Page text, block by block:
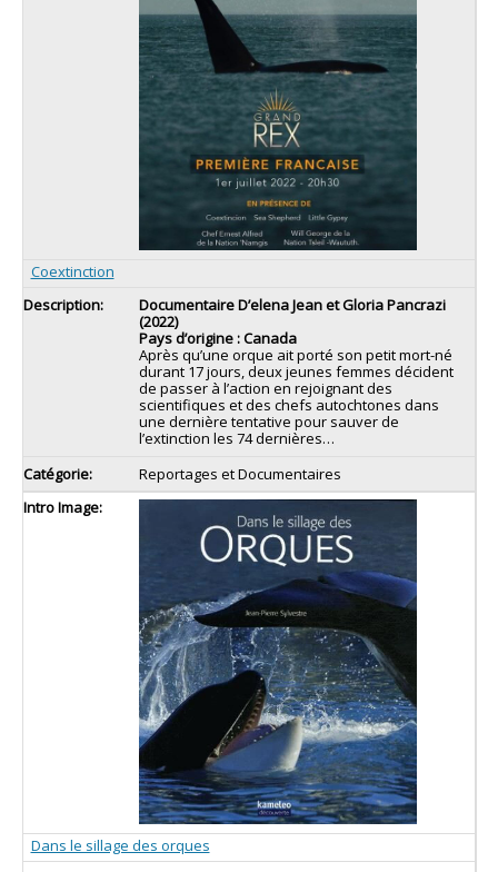
Coextinction
Documentaire D’elena Jean et Gloria Pancrazi
(2022)
Pays d’origine : Canada
Après qu’une orque ait porté son petit mort-né
durant 17 jours, deux jeunes femmes décident
de passer à l’action en rejoignant des
scientifiques et des chefs autochtones dans
une dernière tentative pour sauver de
l’extinction les 74 dernières…
Reportages et Documentaires
Dans le sillage des orques